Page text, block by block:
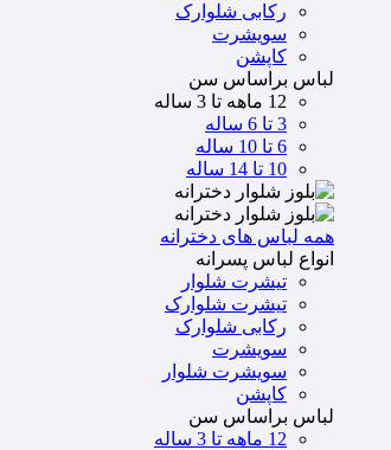
رکابی شلوارک
سویشرت
کاپشن
لباس براساس سن
12 ماهه تا 3 ساله
3 تا 6 ساله
6 تا 10 ساله
10 تا 14 ساله
همه لباس های دخترانه
انواع لباس پسرانه
تیشرت شلوار
تیشرت شلوارک
رکابی شلوارک
سویشرت
سویشرت شلوار
کاپشن
لباس براساس سن
12 ماهه تا 3 ساله